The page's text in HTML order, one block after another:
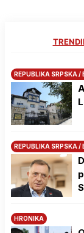
REPUBLIKA SRPSKA /
REPUBLIKA SRPSKA /
HRONIKA